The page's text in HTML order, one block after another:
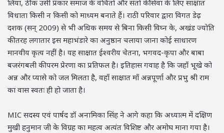
लिया, ठीक उसी प्रकार समाज के वंचितों और संतों की सेवा के लिए साक्षात
विधाता किसी न किसी को माध्यम बनाते हैं। राठी परिवार द्वारा विगत डेढ़
दशक (सन् 2009) से भी अधिक समय से बिना किसी विघ्न के, अखंड ज्योति
की तरह लगातार इस महाभंडारे का अनुष्ठान चलाया जाना कोई साधारण
मानवीय कृत्य नहीं है। यह साक्षात ईश्वरीय चेतना, भगवद-कृपा और बाबा
बजरंगबली की परम प्रेरणा का प्रतिफल है। इतिहास गवाह है कि जहाँ भूखे को
अन्न और प्यासे को जल मिलता है, वहाँ साक्षात माँ अन्नपूर्णा और प्रभु श्री राम
का वास स्वतः ही हो जाता है।
MIC सदस्य एवं पार्षद डॉ अनामिका सिंह ने आगे कहा कि अध्यात्म में दक्षिण
मुखी हनुमान जी के विग्रह का महत्व अत्यंत विशिष्ट और अमोघ माना गया है।